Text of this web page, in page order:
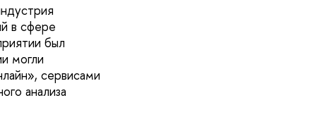
в сфере
был
могли
сервисами
анализа